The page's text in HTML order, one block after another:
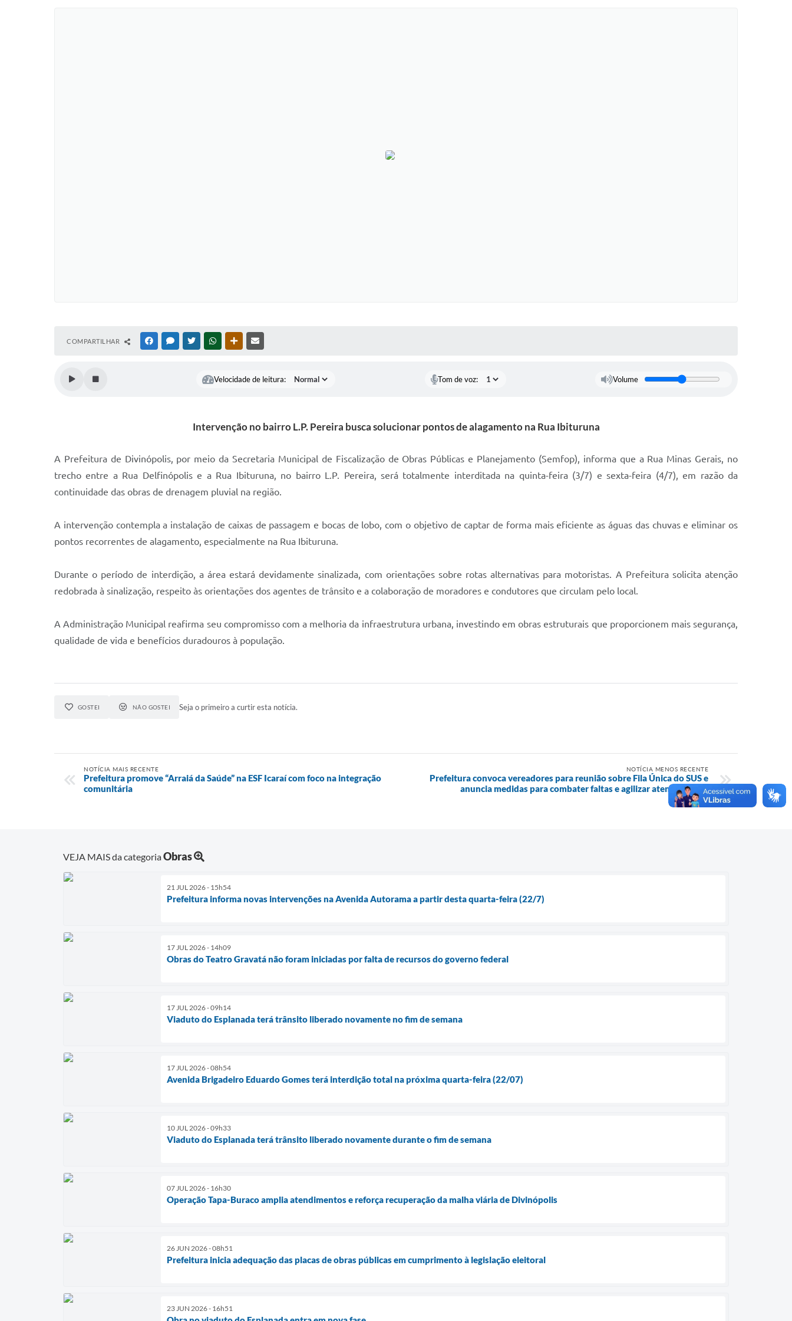
COMPARTILHAR FACEBOOKMESSENGER
TWITTERWHATSAPPOUTRAS MÍDIAS
Velocidade de leitura: Tom de voz: Volume
Intervenção no bairro L.P. Pereira busca solucionar pontos de alagamento na Rua Ibituruna
A Prefeitura de Divinópolis, por meio da Secretaria Municipal de Fiscalização de Obras Públicas e Planejamento (Semfop), informa que a Rua Minas Gerais, no
trecho entre a Rua Delfinópolis e a Rua Ibituruna, no bairro L.P. Pereira, será totalmente interditada na quinta-feira (3/7) e sexta-feira (4/7), em razão da
continuidade das obras de drenagem pluvial na região.
A intervenção contempla a instalação de caixas de passagem e bocas de lobo, com o objetivo de captar de forma mais eficiente as águas das chuvas e eliminar os
pontos recorrentes de alagamento, especialmente na Rua Ibituruna.
Durante o período de interdição, a área estará devidamente sinalizada, com orientações sobre rotas alternativas para motoristas. A Prefeitura solicita atenção
redobrada à sinalização, respeito às orientações dos agentes de trânsito e a colaboração de moradores e condutores que circulam pelo local.
A Administração Municipal reafirma seu compromisso com a melhoria da infraestrutura urbana, investindo em obras estruturais que proporcionem mais segurança,
qualidade de vida e benefícios duradouros à população.
GOSTEI NÃO GOSTEI Seja o primeiro a curtir esta notícia.
NOTÍCIA MAIS RECENTE
Prefeitura promove “Arraiá da Saúde” na ESF Icaraí com foco na integração
comunitária
NOTÍCIA MENOS RECENTE
Prefeitura convoca vereadores para reunião sobre Fila Única do SUS e
anuncia medidas para combater faltas e agilizar atendimentos
VEJA MAIS da categoriaObras
21 JUL 2026 - 15h54
Prefeitura informa novas intervenções na Avenida Autorama a partir desta quarta-feira (22/7)
17 JUL 2026 - 14h09
Obras do Teatro Gravatá não foram iniciadas por falta de recursos do governo federal
17 JUL 2026 - 09h14
Viaduto do Esplanada terá trânsito liberado novamente no fim de semana
17 JUL 2026 - 08h54
Avenida Brigadeiro Eduardo Gomes terá interdição total na próxima quarta-feira (22/07)
10 JUL 2026 - 09h33
Viaduto do Esplanada terá trânsito liberado novamente durante o fim de semana
07 JUL 2026 - 16h30
Operação Tapa-Buraco amplia atendimentos e reforça recuperação da malha viária de Divinópolis
26 JUN 2026 - 08h51
Prefeitura inicia adequação das placas de obras públicas em cumprimento à legislação eleitoral
23 JUN 2026 - 16h51